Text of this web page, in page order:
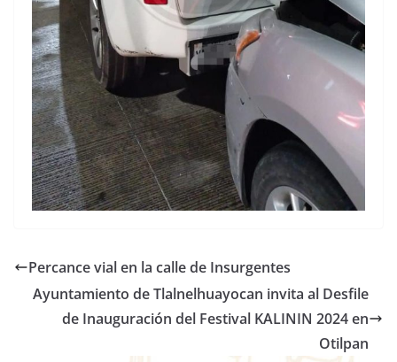
Percance vial en la calle de Insurgentes
Ayuntamiento de Tlalnelhuayocan invita al Desfile
de Inauguración del Festival KALININ 2024 en
Otilpan